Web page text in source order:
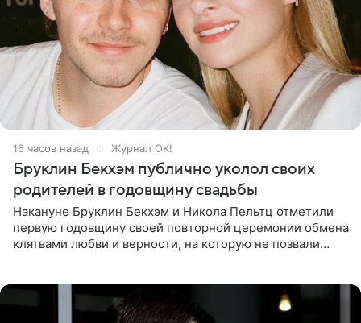
16 часов назад Журнал OK!
Бруклин Бекхэм публично уколол своих
родителей в годовщину свадьбы
Накануне Бруклин Бекхэм и Никола Пельтц отметили
первую годовщину своей повторной церемонии обмена
клятвами любви и верности, на которую не позвали